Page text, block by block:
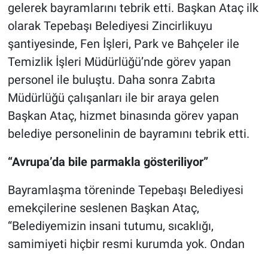
gelerek bayramlarını tebrik etti. Başkan Ataç ilk
olarak Tepebaşı Belediyesi Zincirlikuyu
şantiyesinde, Fen İşleri, Park ve Bahçeler ile
Temizlik İşleri Müdürlüğü’nde görev yapan
personel ile buluştu. Daha sonra Zabıta
Müdürlüğü çalışanları ile bir araya gelen
Başkan Ataç, hizmet binasında görev yapan
belediye personelinin de bayramını tebrik etti.
“Avrupa’da bile parmakla gösteriliyor”
Bayramlaşma töreninde Tepebaşı Belediyesi
emekçilerine seslenen Başkan Ataç,
“Belediyemizin insani tutumu, sıcaklığı,
samimiyeti hiçbir resmi kurumda yok. Ondan